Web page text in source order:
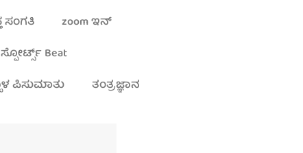
ಸಂಗತಿ
zoom ಇನ್
ಸ್ಪೋರ್ಟ್ಸ್ Beat
ಪಿಸುಮಾತು ತಂತ್ರಜ್ಞಾನ